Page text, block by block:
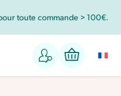
toute commande > 100€.